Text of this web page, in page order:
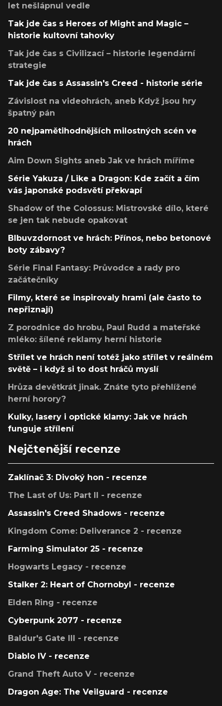
let nešlápnul vedle
Tak jde čas s Heroes of Might and Magic –
historie kultovní tahovky
Tak jde čas s Civilizací – historie legendární
strategie
Tak jde čas s Assassin's Creed - historie série
Závislost na videohrách, aneb Když jsou hry
špatný pán
20 nejpamětihodnějších milostných scén ve
hrách
Aim Down Sights aneb Jak ve hrách míříme
Série Yakuza / Like a Dragon: Kde začít a čím
vás japonské podsvětí překvapí
Shadow of the Colossus: Mistrovské dílo, které
se jen tak nebude opakovat
Blbuvzdornost ve hrách: Přínos, nebo betonové
boty zábavy?
Série Final Fantasy: Průvodce a rady pro
začátečníky
Filmy, které se inspirovaly hrami (ale často to
nepřiznají)
Z porodnice do hrobu, Paul Rudd a mateřské
mléko: šílené reklamy herní historie
Střílet ve hrách není totéž jako střílet v reálném
světě – i když si to dost hráčů myslí
Hrůza devětkrát jinak. Znáte tyto přehlížené
herní horory?
Kulky, lasery i optické klamy: Jak ve hrách
funguje střílení
Nejčtenější recenze
Zaklínač 3: Divoký hon - recenze
The Last of Us: Part II - recenze
Assassin's Creed Shadows - recenze
Kingdom Come: Deliverance 2 - recenze
Farming Simulator 25 - recenze
Hogwarts Legacy - recenze
Stalker 2: Heart of Chornobyl - recenze
Elden Ring - recenze
Cyberpunk 2077 - recenze
Baldur's Gate III - recenze
Diablo IV - recenze
Grand Theft Auto V - recenze
Dragon Age: The Veilguard - recenze